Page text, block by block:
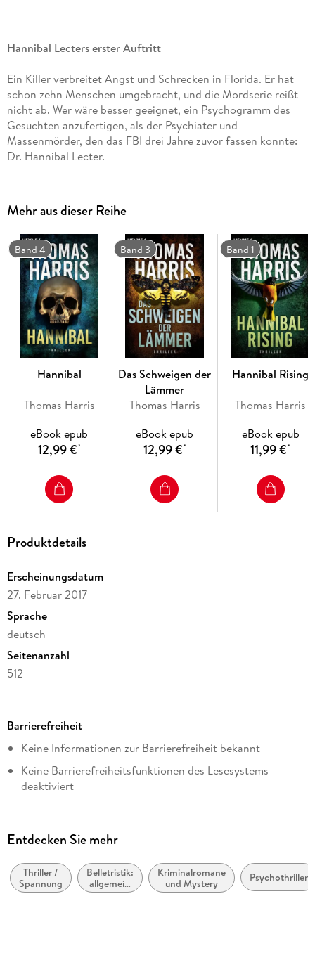
Hannibal Lecters erster Auftritt
Ein Killer verbreitet Angst und Schrecken in Florida. Er hat
schon zehn Menschen umgebracht, und die Mordserie reißt
nicht ab. Wer wäre besser geeignet, ein Psychogramm des
Gesuchten anzufertigen, als der Psychiater und
Massenmörder, den das FBI drei Jahre zuvor fassen konnte:
Dr. Hannibal Lecter.
Mehr aus dieser Reihe
Band 4
Hannibal
Thomas Harris
eBook epub
12,99 €*
Band 3
Das Schweigen der
Lämmer
Thomas Harris
eBook epub
12,99 €*
Band 1
Hannibal Rising
Thomas Harris
eBook epub
11,99 €*
Produktdetails
Erscheinungsdatum
27. Februar 2017
Sprache
deutsch
Seitenanzahl
512
Reihe
Hannibal Lecter, 2
Autor/Autorin
Thomas Harris
Sepp Leeb
Penguin Random House
Originaltitel
Barrierefreiheit
Keine Informationen zur Barrierefreiheit bekannt
Keine Barrierefreiheitsfunktionen des Lesesystems
deaktiviert
barrierefreiheit@penguinrandomhouse.de
Entdecken Sie mehr
Thriller /
Spannung
Belletristik:
allgemein
und
Kriminalromane
und Mystery
Psychothriller